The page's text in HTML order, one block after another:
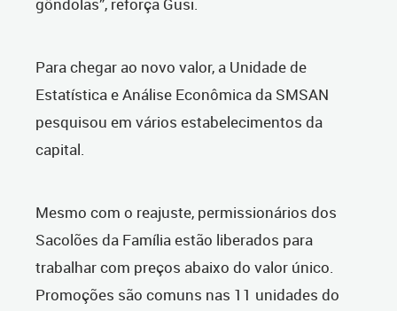
gôndolas”, reforça Gusi.
Para chegar ao novo valor, a Unidade de
Estatística e Análise Econômica da SMSAN
pesquisou em vários estabelecimentos da
capital.
Mesmo com o reajuste, permissionários dos
Sacolões da Família estão liberados para
trabalhar com preços abaixo do valor único.
Promoções são comuns nas 11 unidades do